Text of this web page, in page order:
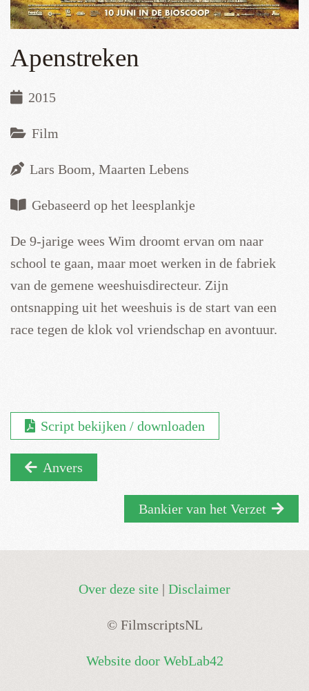
Apenstreken
2015
Film
Lars Boom, Maarten Lebens
Gebaseerd op het leesplankje
De 9-jarige wees Wim droomt ervan om naar
school te gaan, maar moet werken in de fabriek
van de gemene weeshuisdirecteur. Zijn
ontsnapping uit het weeshuis is de start van een
race tegen de klok vol vriendschap en avontuur.
Script bekijken / downloaden
Anvers
Bankier van het Verzet
Over deze site | Disclaimer
© FilmscriptsNL
Website door WebLab42